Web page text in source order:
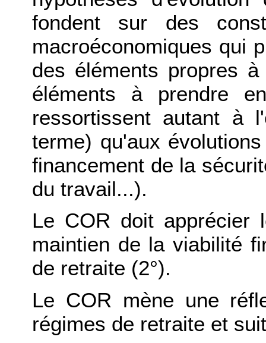
fondent sur des
macroéconomiques qui
des éléments propres
éléments à prendre
ressortissent autant à
terme) qu'aux
financement de la
du travail...).
Le COR doit apprécier
maintien de la viabilité
de retraite (2°).
Le COR mène une
régimes de retraite et